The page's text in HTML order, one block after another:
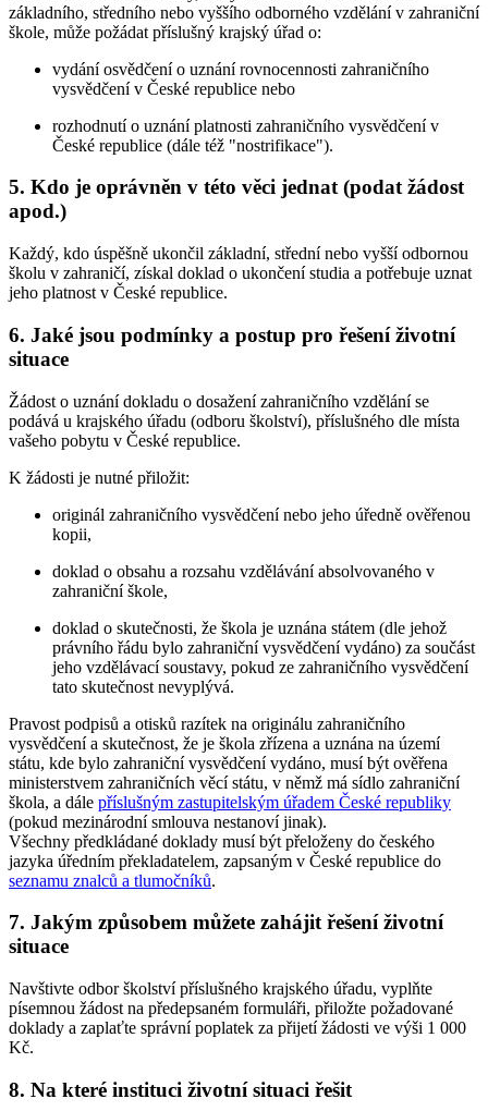
základního, středního nebo vyššího odborného vzdělání v zahraniční
škole, může požádat příslušný krajský úřad o:
vydání osvědčení o uznání rovnocennosti zahraničního
vysvědčení v České republice nebo
rozhodnutí o uznání platnosti zahraničního vysvědčení v
České republice (dále též "nostrifikace").
5. Kdo je oprávněn v této věci jednat (podat žádost
apod.)
Každý, kdo úspěšně ukončil základní, střední nebo vyšší odbornou
školu v zahraničí, získal doklad o ukončení studia a potřebuje uznat
jeho platnost v České republice.
6. Jaké jsou podmínky a postup pro řešení životní
situace
Žádost o uznání dokladu o dosažení zahraničního vzdělání se
podává u krajského úřadu (odboru školství), příslušného dle místa
vašeho pobytu v České republice.
K žádosti je nutné přiložit:
originál zahraničního vysvědčení nebo jeho úředně ověřenou
kopii,
doklad o obsahu a rozsahu vzdělávání absolvovaného v
zahraniční škole,
doklad o skutečnosti, že škola je uznána státem (dle jehož
právního řádu bylo zahraniční vysvědčení vydáno) za součást
jeho vzdělávací soustavy, pokud ze zahraničního vysvědčení
tato skutečnost nevyplývá.
Pravost podpisů a otisků razítek na originálu zahraničního
vysvědčení a skutečnost, že je škola zřízena a uznána na území
státu, kde bylo zahraniční vysvědčení vydáno, musí být ověřena
ministerstvem zahraničních věcí státu, v němž má sídlo zahraniční
škola, a dále příslušným zastupitelským úřadem České republiky
(pokud mezinárodní smlouva nestanoví jinak).
Všechny předkládané doklady musí být přeloženy do českého
jazyka úředním překladatelem, zapsaným v České republice do
seznamu znalců a tlumočníků.
7. Jakým způsobem můžete zahájit řešení životní
situace
Navštivte odbor školství příslušného krajského úřadu, vyplňte
písemnou žádost na předepsaném formuláři, přiložte požadované
doklady a zaplaťte správní poplatek za přijetí žádosti ve výši 1 000
Kč.
8. Na které instituci životní situaci řešit